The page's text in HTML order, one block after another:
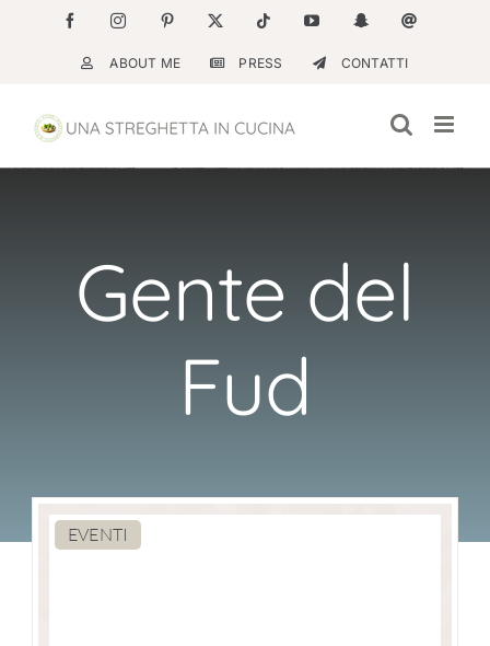
contenuto
FacebookInstagramPinterest Tiktok YouTubeSnapchatEmail
ABOUT ME PRESS CONTATTI
Gente del
Fud
EVENTI